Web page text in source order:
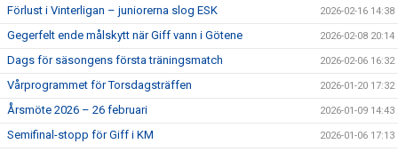
Förlust i Vinterligan – juniorerna slog ESK 2026-02-16 14:38
Gegerfelt ende målskytt när Giff vann i Götene 2026-02-08 20:14
Dags för säsongens första träningsmatch 2026-02-06 16:32
Vårprogrammet för Torsdagsträffen 2026-01-20 17:32
Årsmöte 2026 – 26 februari 2026-01-09 14:43
Semifinal-stopp för Giff i KM 2026-01-06 17:13